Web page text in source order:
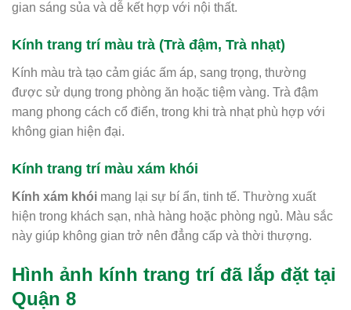
gian sáng sủa và dễ kết hợp với nội thất.
Kính trang trí màu trà (Trà đậm, Trà nhạt)
Kính màu trà tạo cảm giác ấm áp, sang trọng, thường
được sử dụng trong phòng ăn hoặc tiệm vàng. Trà đậm
mang phong cách cổ điển, trong khi trà nhạt phù hợp với
không gian hiện đại.
Kính trang trí màu xám khói
Kính xám khói mang lại sự bí ẩn, tinh tế. Thường xuất
hiện trong khách sạn, nhà hàng hoặc phòng ngủ. Màu sắc
này giúp không gian trở nên đẳng cấp và thời thượng.
Hình ảnh kính trang trí đã lắp đặt tại
Quận 8